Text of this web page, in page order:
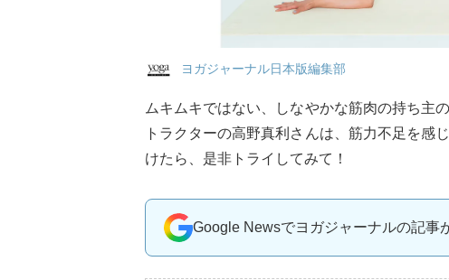
ヨガジャーナル日本版編集部
ムキムキではない、しなやかな筋肉の持ち主
トラクターの高野真利さんは、筋力不足を感
けたら、是非トライしてみて！
Google Newsでヨガジャーナルの記事